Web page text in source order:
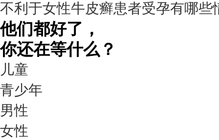
98%
我要咨询
擅长： 王艳琼 门诊主任 专家介绍：毕业于川北医学院...
不利于女性牛皮癣患者受孕有哪些
他们都好了，
你还在等什么？
儿童
青少年
男性
女性